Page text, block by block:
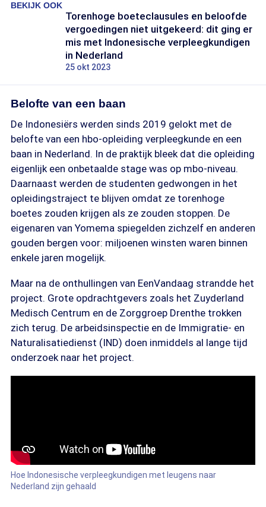
BEKIJK OOK
Torenhoge boeteclausules en beloofde
vergoedingen niet uitgekeerd: dit ging er
mis met Indonesische verpleegkundigen
in Nederland
25 okt 2023
Belofte van een baan
De Indonesiërs werden sinds 2019 gelokt met de
belofte van een hbo-opleiding verpleegkunde en een
baan in Nederland. In de praktijk bleek dat die opleiding
eigenlijk een onbetaalde stage was op mbo-niveau.
Daarnaast werden de studenten gedwongen in het
opleidingstraject te blijven omdat ze torenhoge
boetes zouden krijgen als ze zouden stoppen. De
eigenaren van Yomema spiegelden zichzelf en anderen
gouden bergen voor: miljoenen winsten waren binnen
enkele jaren mogelijk.
Maar na de onthullingen van EenVandaag strandde het
project. Grote opdrachtgevers zoals het Zuyderland
Medisch Centrum en de Zorggroep Drenthe trokken
zich terug. De arbeidsinspectie en de Immigratie- en
Naturalisatiedienst (IND) doen inmiddels al lange tijd
onderzoek naar het project.
Hoe Indonesische verpleegkundigen met leugens naar
Nederland zijn gehaald